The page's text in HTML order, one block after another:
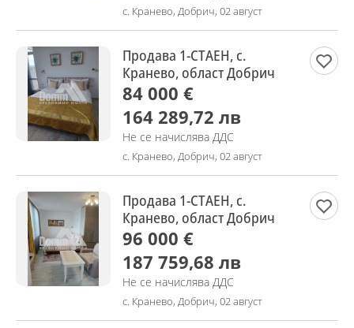
с. Кранево, Добрич, 02 август
Продава 1-СТАЕН, с.
Кранево, област Добрич
84 000 €
164 289,72 лв
Не се начислява ДДС
с. Кранево, Добрич, 02 август
Продава 1-СТАЕН, с.
Кранево, област Добрич
96 000 €
187 759,68 лв
Не се начислява ДДС
с. Кранево, Добрич, 02 август